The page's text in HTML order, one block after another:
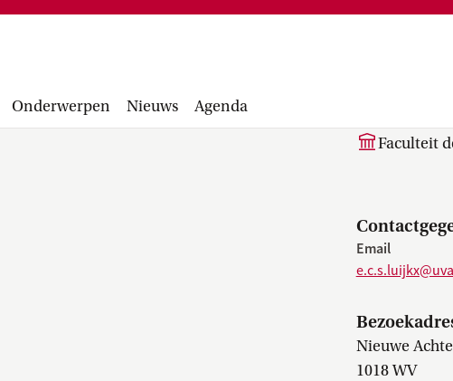
Onderwerpen Nieuws Agenda
Financiële administratie, facturen,
projecten
Facultair
Wetsvoorstel
Faculteit
Email
Nieuwe
1018 WV